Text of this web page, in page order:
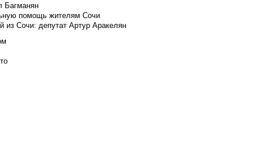
Багманян
помощь жителям Сочи
из Сочи: депутат Артур Аракелян